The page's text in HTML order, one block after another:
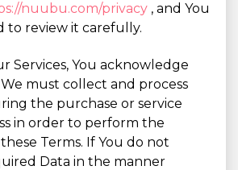
nuubu.com/privacy , and You
to review it carefully.
Services, You acknowledge
must collect and process
the purchase or service
in order to perform the
Terms. If You do not
Data in the manner